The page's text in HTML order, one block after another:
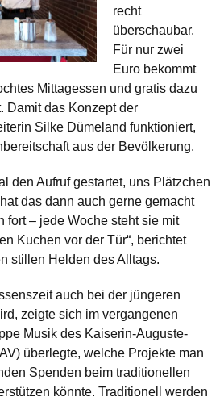
recht
überschaubar.
Für nur zwei
Euro bekommt
Mittagessen und gratis dazu
Damit das Konzept der
Silke Dümeland funktioniert,
aus der Bevölkerung.
den Aufruf gestartet, uns Plätzchen
das dann auch gerne gemacht
fort – jede Woche steht sie mit
Kuchen vor der Tür“, berichtet
stillen Helden des Alltags.
auch bei der jüngeren
zeigte sich im vergangenen
Musik des Kaiserin-Auguste-
überlegte, welche Projekte man
Spenden beim traditionellen
könnte. Traditionell werden